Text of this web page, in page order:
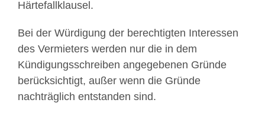
Härtefallklausel.
Bei der Würdigung der berechtigten Interessen
des Vermieters werden nur die in dem
Kündigungsschreiben angegebenen Gründe
berücksichtigt, außer wenn die Gründe
nachträglich entstanden sind.